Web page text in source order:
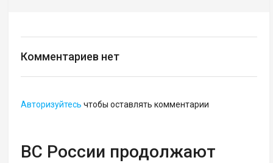
Комментариев нет
Авторизуйтесь чтобы оставлять комментарии
ВС России продолжают